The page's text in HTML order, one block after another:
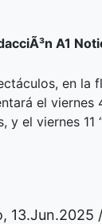
A1
en la
el viernes
y el viernes 11
13.Jun.2025